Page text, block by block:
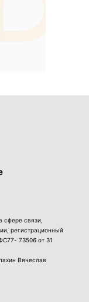
сфере связи,
регистрационный
73506 от 31
Вячеслав